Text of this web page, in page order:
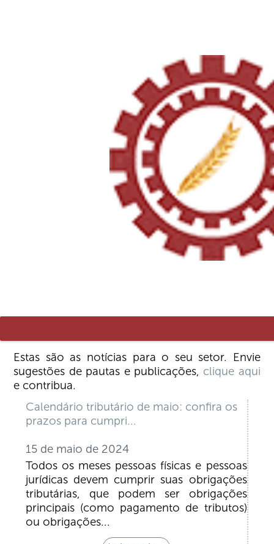
Estas são as notícias para o seu setor. Envie
sugestões de pautas e publicações, clique aqui
e contribua.
Calendário tributário de maio: confira os
prazos para cumpri...
15 de maio de 2024
Todos os meses pessoas físicas e pessoas
jurídicas devem cumprir suas obrigações
tributárias, que podem ser obrigações
principais (como pagamento de tributos)
ou obrigações...